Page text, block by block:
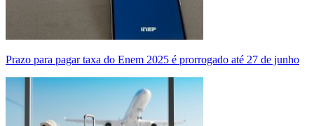
Prazo para pagar taxa do Enem 2025 é prorrogado até 27 de junho